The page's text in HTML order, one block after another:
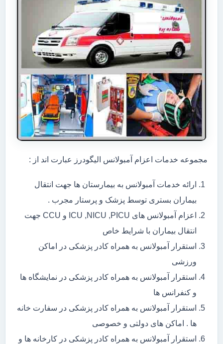
مجموعه خدمات اعزام آمبولانس الیگودرز عبارت اند از :
ارائه خدمات آمبولانس به بیمارستان ها جهت انتقال
بیماران بستری توسط پزشک و پرستار مجرب .
اعزام آمبولانس های ICU ,NICU ,PICU و CCU جهت
انتقال بیماران با شرایط خاص
استقرار آمبولانس به همراه کادر پزشکی در اماکن
ورزشی
استقرار آمبولانس به همراه کادر پزشکی در نمایشگاه ها
و کنفرانس ها
استقرار آمبولانس به همراه کادر پزشکی در سفارت خانه
ها . اماکن های دولتی و خصوصی
استقرار آمبولانس به همراه کادر پزشکی در کارخانه ها و